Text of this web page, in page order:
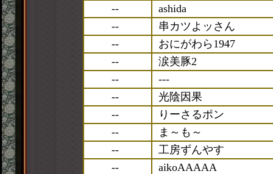
--
ashida
--
串カツよッさん
--
おにがわら1947
--
涙美豚2
--
---
--
光陰因果
--
りーさるポン
--
ま～も～
--
工房ずんやす
--
aikoAAAAA